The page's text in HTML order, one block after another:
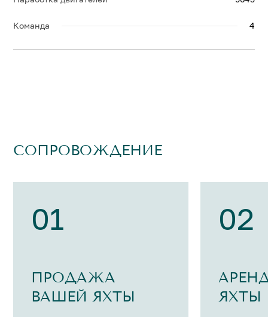
Команда 4
СОПРОВОЖДЕНИЕ
01
ПРОДАЖА
ВАШЕЙ ЯХТЫ
02
ЯХТЫ